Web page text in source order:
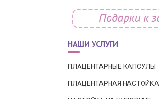
НАШИ УСЛУГИ
ПЛАЦЕНТАРНЫЕ КАПСУЛЫ
ПЛАЦЕНТАРНАЯ НАСТОЙКА